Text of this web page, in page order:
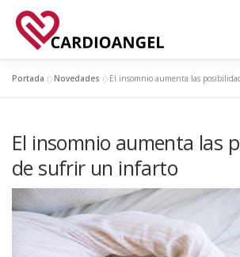
contenido
NOVEDADES CONTACTO
Portada »Novedades »El insomnio aumenta las
El insomnio aumenta las
de sufrir un infarto